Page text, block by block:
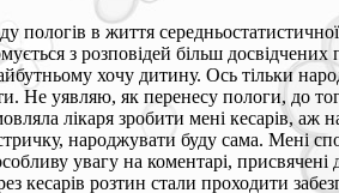
пологів в життя
з розповідей більш досвідчених
хочу дитину. Ось тільки
Не уявляю, як перенесу пологи, до
лікаря зробити мені кесарів,
народжувати буду сама. Мені
увагу на коментарі, присвячені
кесарів розтин стали проходити